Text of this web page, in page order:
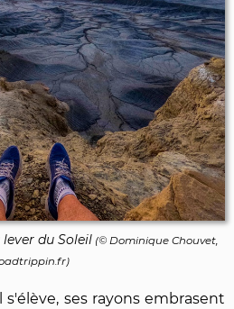
du Soleil (© Dominique Chouvet,
ses rayons embrasent